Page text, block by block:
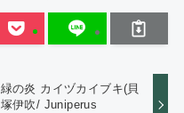
緑の炎 カイヅカイブキ(貝
塚伊吹/ Juniperus